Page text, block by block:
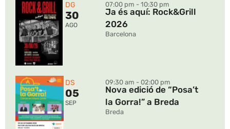
DG
30
AGO
07:00 pm - 10:30 pm
Ja és aquí: Rock&Grill
2026
Barcelona
DS
05
SEP
09:30 am - 02:00 pm
Nova edició de “Posa’t
la Gorra!” a Breda
Breda